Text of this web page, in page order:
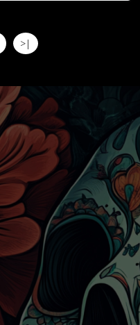
>|